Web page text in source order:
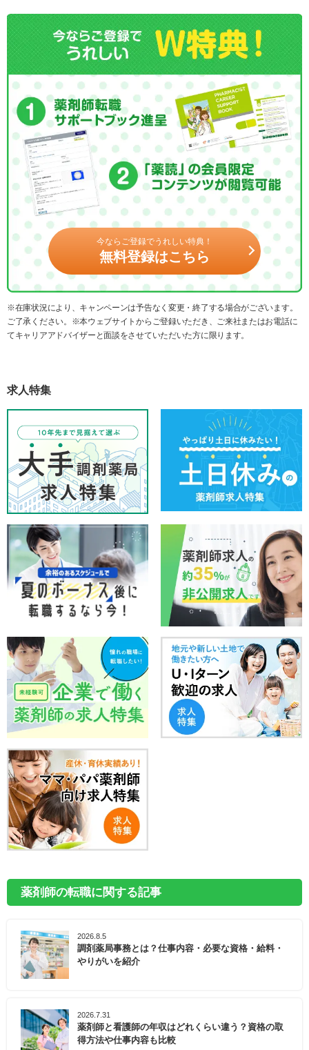
今ならご登録でうれしい特典！
無料登録はこちら
※在庫状況により、キャンペーンは予告なく変更・終了する場合がございます。
ご了承ください。※本ウェブサイトからご登録いただき、ご来社またはお電話に
てキャリアアドバイザーと面談をさせていただいた方に限ります。
求人特集
薬剤師の転職に関する記事
2026.8.5
調剤薬局事務とは？仕事内容・必要な資格・給料・
やりがいを紹介
2026.7.31
薬剤師と看護師の年収はどれくらい違う？資格の取
得方法や仕事内容も比較